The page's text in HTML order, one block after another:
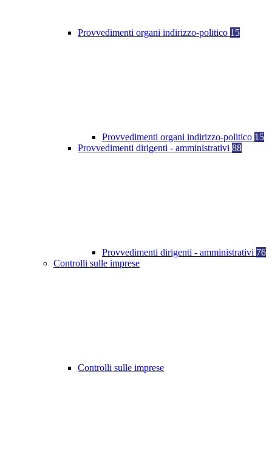
Provvedimenti organi indirizzo-politico 15
Provvedimenti organi indirizzo-politico 15
Provvedimenti dirigenti - amministrativi 88
Provvedimenti dirigenti - amministrativi 76
Controlli sulle imprese
Controlli sulle imprese